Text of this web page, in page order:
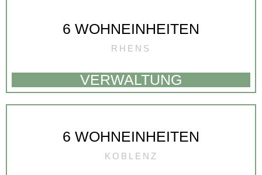
6 WOHNEINHEITEN
RHENS
VERWALTUNG
6 WOHNEINHEITEN
KOBLENZ